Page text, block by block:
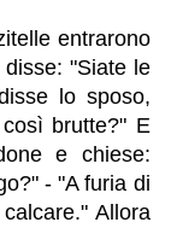
entrarono
"Siate le
lo sposo,
brutte?" E
e chiese:
- "A furia di
Allora